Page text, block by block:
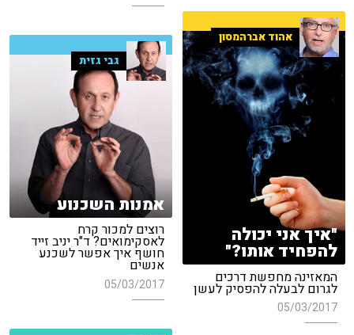
אהוד אברהמסון
"איך אני יכולה
להפחיד אותו?"
המאזינה מחפשת דרכים
לגרום לבעלה להפסיק לעשן
05/03/2017
גבי גזית
אמנות השכנוע
רוצים למכור קרח
לאסקימואים? ד"ר יניב זייד
חושף איך אפשר לשכנע
אנשים
05/03/2017